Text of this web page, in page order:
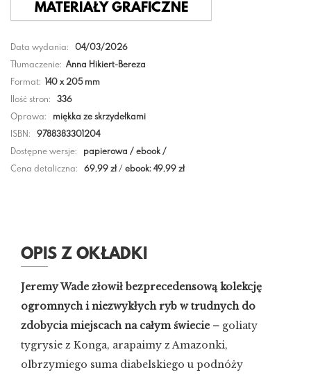
Data wydania:
04/03/2026
Tłumaczenie: Anna Hikiert-Bereza
Format: 140 x 205 mm
Ilość stron:
336
Oprawa:
miękka ze skrzydełkami
ISBN:
9788383301204
Dostępne wersje:
papierowa / ebook /
Cena detaliczna:
69,99 zł/ebook: 49,99 zł
MATERIAŁY GRAFICZNE
OPIS Z OKŁADKI
Jeremy Wade złowił bezprecedensową kolekcję
ogromnych i niezwykłych ryb w trudnych do
zdobycia miejscach na całym świecie – goliaty
tygrysie z Konga, arapaimy z Amazonki,
olbrzymiego suma diabelskiego u podnóży